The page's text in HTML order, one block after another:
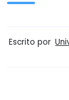
Escrito por